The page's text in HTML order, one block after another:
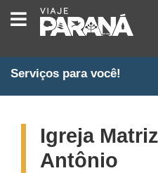
VIAJE
PARANÁ
Serviços para você!
Igreja
Antônio